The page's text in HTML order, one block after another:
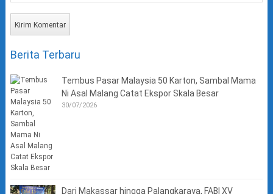
Berita Terbaru
Tembus Pasar Malaysia 50 Karton, Sambal Mama
Ni Asal Malang Catat Ekspor Skala Besar
30/07/2026
Dari Makassar hingga Palangkaraya, FABI XV